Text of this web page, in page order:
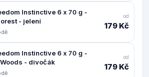
Instinctive 6 x 70 g -
- jelení
od
179 Kč
Instinctive 6 x 70 g -
- divočák
od
179 Kč